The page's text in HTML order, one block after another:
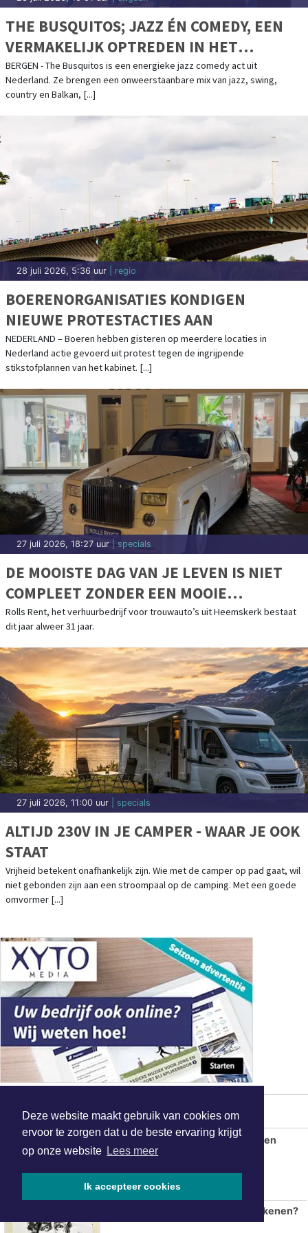
Deze website maakt gebruik van cookies om
ervoor te zorgen dat u de beste ervaring krijgt
op onze website Lees meer
Ik accepteer cookies
ALTIJD 230V IN JE CAMPER - WAAR JE OOK
STAAT
Vrijheid betekent onafhankelijk zijn. Wie met de camper op pad gaat, wil
niet gebonden zijn aan een stroompaal op de camping. Met een goede
omvormer [...]
MEEST GELEZEN
Honderd jaar Lichtjesavond Bergen
Wil je leren tekenen of portrettekenen?
Betty and the Boogiemen met Joni
Mitchell’s ‘Mingus’ in het Vredeskerkje in
Bergen aan Zee
Droogte: HHNK doet oproep om zuinig te
doen met water en bereidt verdere
maatregelen voor
De Wateratlas van Noord-Holland geeft
inzicht in onze relatie met water
concert van The Grand East
AZ overtuigt tegen tiental PSV en
verovert Johan Cruijff Schaal